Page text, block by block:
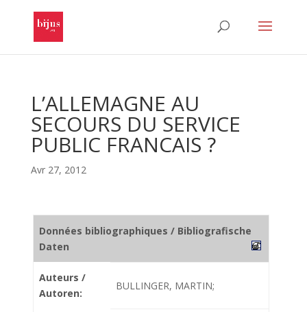
L’ALLEMAGNE AU
SECOURS DU SERVICE
PUBLIC FRANCAIS ?
Avr 27, 2012
Données bibliographiques / Bibliografische
Daten
Auteurs /
Autoren:
BULLINGER, MARTIN;